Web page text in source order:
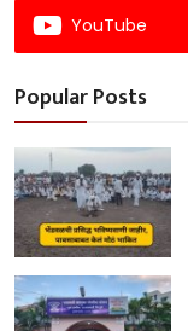
YouTube
Popular Posts